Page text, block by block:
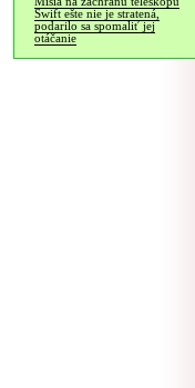
Swift ešte nie je stratená,
podarilo sa spomaliť jej
otáčanie